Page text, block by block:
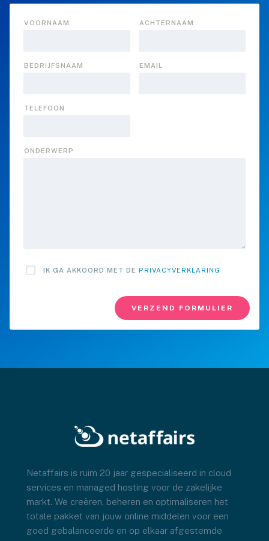
VOORNAAM ACHTERNAAM
BEDRIJFSNAAM EMAIL
TELEFOON
ONDERWERP
IK GA AKKOORD MET DE PRIVACYVERKLARING
Netaffairs is ruim 20 jaar gespecialiseerd in cloud
services en managed hosting voor de zakelijke
markt. We creëren, beheren en optimaliseren het
totale pakket van jouw online middelen voor een
goed gebalanceerde en op elkaar afgestemde